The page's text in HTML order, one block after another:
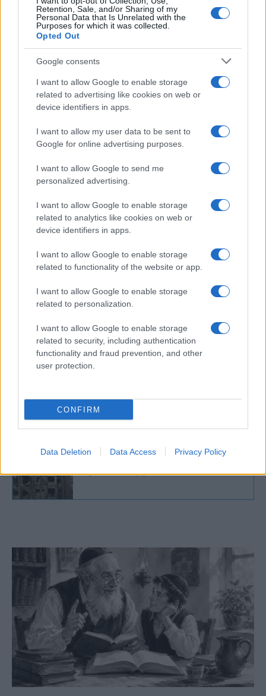
Retention, Sale, and/or Sharing of my
Personal Data that Is Unrelated with the
Purposes for which it was collected.
Opted Out
Google consents
I want to allow Google to enable storage
related to advertising like cookies on web or
device identifiers in apps.
I want to allow my user data to be sent to
Google for online advertising purposes.
I want to allow Google to send me
personalized advertising.
I want to allow Google to enable storage
related to analytics like cookies on web or
device identifiers in apps.
I want to allow Google to enable storage
related to functionality of the website or app.
I want to allow Google to enable storage
related to personalization.
I want to allow Google to enable storage
related to security, including authentication
functionality and fraud prevention, and other
user protection.
CONFIRM
Data Deletion Data Access Privacy Policy
vezetők viszont őrültek.”
Trump tűzszünetet jelentett be
Hétfő este Trumpbejelentette: Izrael és Irán
megállapodott egy „teljes és totális”
tűzszünetről, amelynek nyomán véget érhet a
közel-keleti térségben 12 napja zajló háború.
A tűzszünet első szakasza az amerikai elnök
szerint már életbe is lépett, és a bejelentés
szerint mindkét fél felfüggeszti a katonai
műveleteket. Azonban röviddel ezután, iráni
rakétatámadásérte Beer Sevá városának
közelében, Izrael déli részét. A támadás során
négy civil életét vesztette, legalább húszan
megsérültek.
A helyzet alakulásával az elkövetkező
órákban és napokban további reakciók
várhatók a szórakoztatóiparból.
támogatást
lépésének reggelén